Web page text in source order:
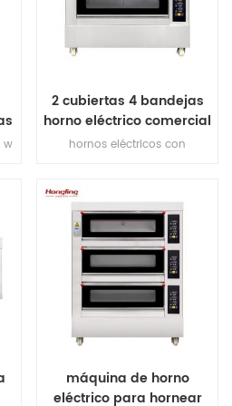
w
2 cubiertas 4 bandejas
horno eléctrico comercial
para panadería
hornos eléctricos con
sobrecarga, con protección
contra fugas, Garantía del
calentador 10 años
máquina de horno
eléctrico para hornear